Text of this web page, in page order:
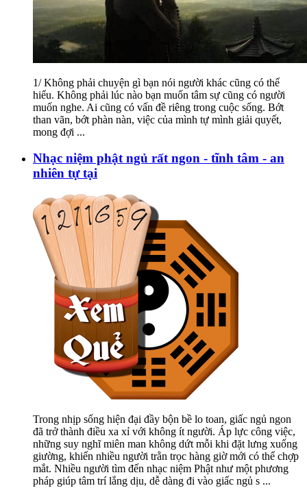
1/ Không phải chuyện gì bạn nói người khác cũng có thể
hiểu. Không phải lúc nào bạn muốn tâm sự cũng có người
muốn nghe. Ai cũng có vấn đề riêng trong cuộc sống. Bớt
than vãn, bớt phàn nàn, việc của mình tự mình giải quyết,
mong đợi ...
Nhạc niệm phật ngủ rất ngon - tĩnh tâm - an
nhiên tự tại
Trong nhịp sống hiện đại đầy bộn bề lo toan, giấc ngủ ngon
đã trở thành điều xa xỉ với không ít người. Áp lực công việc,
những suy nghĩ miên man không dứt mỗi khi đặt lưng xuống
giường, khiến nhiều người trằn trọc hàng giờ mới có thể chợp
mắt. Nhiều người tìm đến nhạc niệm Phật như một phương
pháp giúp tâm trí lắng dịu, dễ dàng đi vào giấc ngủ s ...